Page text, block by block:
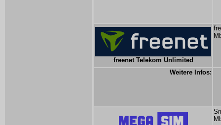
freenet Telekom Unlimited
Weitere Infos: